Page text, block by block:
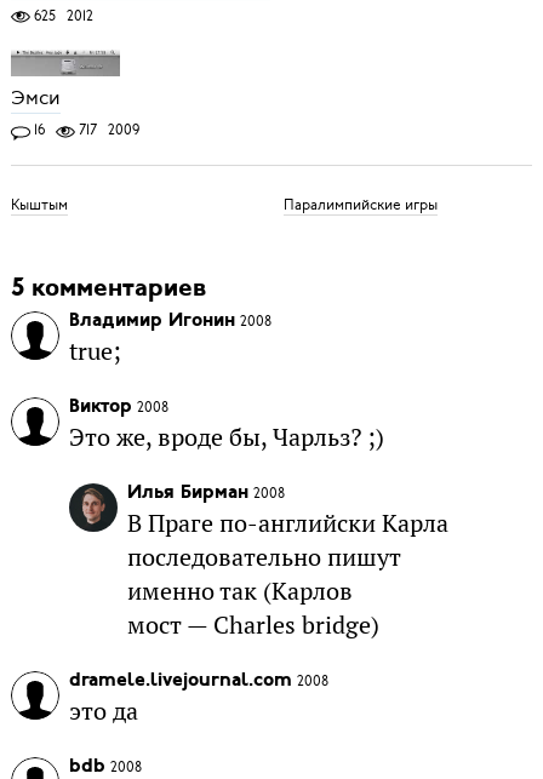
625 2012
Эмси
16 717 2009
Кыштым Паралимпийские игры
5 комментариев
Владимир Игонин 2008
true;
Виктор 2008
Это же, вроде бы, Чарльз? ;)
Илья Бирман 2008
В Праге по-английски Карла
последовательно пишут
именно так (Карлов
мост — Charles bridge)
dramele.livejournal.com 2008
это да
bdb 2008